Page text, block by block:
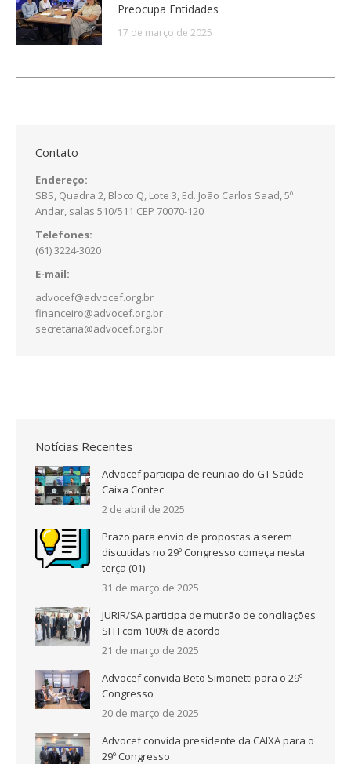
Preocupa Entidades
17 de março de 2025
Contato
Endereço:
SBS, Quadra 2, Bloco Q, Lote 3, Ed. João Carlos Saad, 5º
Andar, salas 510/511 CEP 70070-120
Telefones:
(61) 3224-3020
E-mail:
advocef@advocef.org.br
financeiro@advocef.org.br
secretaria@advocef.org.br
Notícias Recentes
Advocef participa de reunião do GT Saúde
Caixa Contec
2 de abril de 2025
Prazo para envio de propostas a serem
discutidas no 29º Congresso começa nesta
terça (01)
31 de março de 2025
JURIR/SA participa de mutirão de conciliações
SFH com 100% de acordo
21 de março de 2025
Advocef convida Beto Simonetti para o 29º
Congresso
20 de março de 2025
Advocef convida presidente da CAIXA para o
29º Congresso